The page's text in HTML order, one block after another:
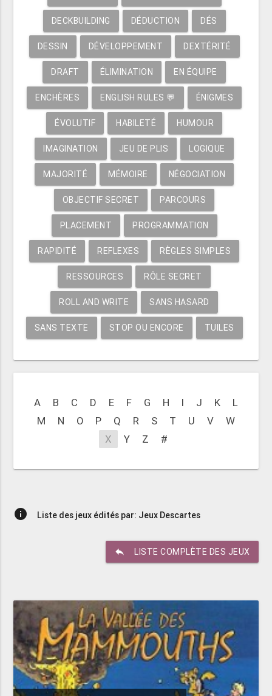
DECKBUILDING DÉDUCTION DÉS
DESSIN DÉVELOPPEMENT DEXTÉRITÉ
DRAFT ÉLIMINATION EN ÉQUIPE
ENCHÈRES ENGLISH RULES 💬 ÉNIGMES
ÉVOLUTIF HABILETÉ HUMOUR
IMAGINATION JEU DE PLIS LOGIQUE
MAJORITÉ MÉMOIRE NÉGOCIATION
OBJECTIF SECRET PARCOURS
PLACEMENT PROGRAMMATION
RAPIDITÉ REFLEXES RÈGLES SIMPLES
RESSOURCES RÔLE SECRET
ROLL AND WRITE SANS HASARD
SANS TEXTE STOP OU ENCORE TUILES
A B C D E F G H I J K
L
M
N O P Q R S T U V
W
X
Y Z #
info Liste des jeux édités par: Jeux Descartes
reply LISTE COMPLÈTE DES JEUX